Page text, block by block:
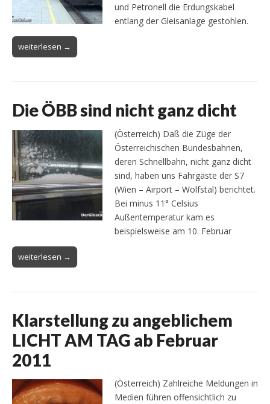
und Petronell die Erdungskabel
entlang der Gleisanlage gestohlen.
weiterlesen →
Die ÖBB sind nicht ganz dicht
(Österreich) Daß die Züge der
Österreichischen Bundesbahnen,
deren Schnellbahn, nicht ganz dicht
sind, haben uns Fahrgäste der S7
(Wien – Airport – Wolfstal) berichtet.
Bei minus 11° Celsius
Außentemperatur kam es
beispielsweise am 10. Februar
weiterlesen →
Klarstellung zu angeblichem
LICHT AM TAG ab Februar
2011
(Österreich) Zahlreiche Meldungen in
Medien führen offensichtlich zu